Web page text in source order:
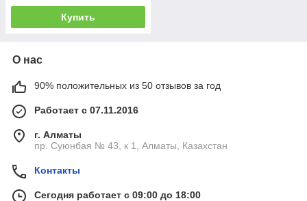
Купить
О нас
90% положительных из 50 отзывов за год
Работает с 07.11.2016
г. Алматы
пр. Суюнбая № 43, к 1, Алматы, Казахстан
Контакты
Сегодня работает с 09:00 до 18:00